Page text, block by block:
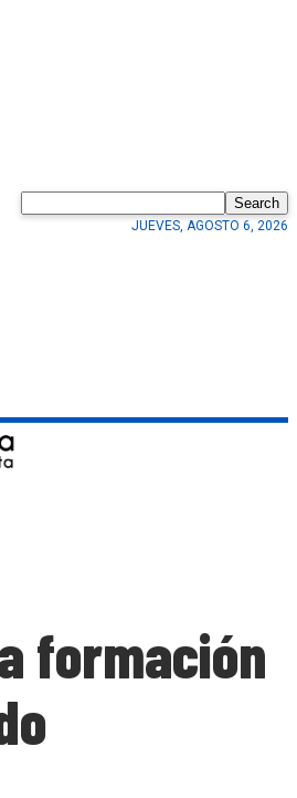
Search
JUEVES, AGOSTO 6, 2026
formación